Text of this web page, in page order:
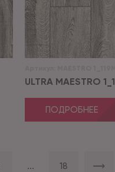
ULTRA MAESTRO
ПОДРОБНЕЕ
... 18